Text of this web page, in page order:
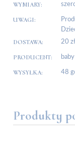
WYMIARY:
UWAGI:
DOSTAWA: 20 zł
PRODUCENT:
WYSYŁKA: 48
Produkty